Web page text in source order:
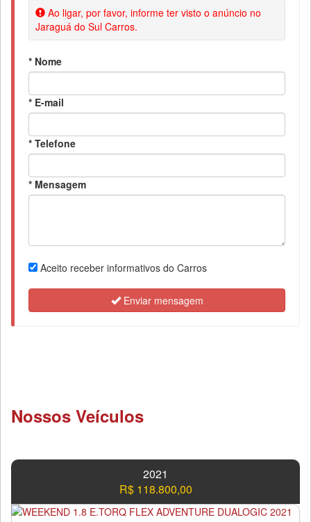
Ao ligar, por favor, informe ter visto o anúncio no
Jaraguá do Sul Carros.
* Nome
* E-mail
* Telefone
* Mensagem
Aceito receber informativos do Carros
Enviar mensagem
Nossos Veículos
2021
R$ 118.800,00